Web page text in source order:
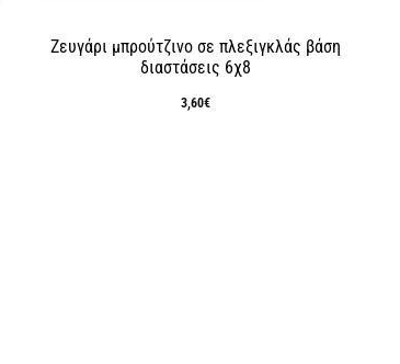
Ζευγάρι μπρούτζινο σε πλεξιγκλάς βάση
διαστάσεις 6χ8
3,60€